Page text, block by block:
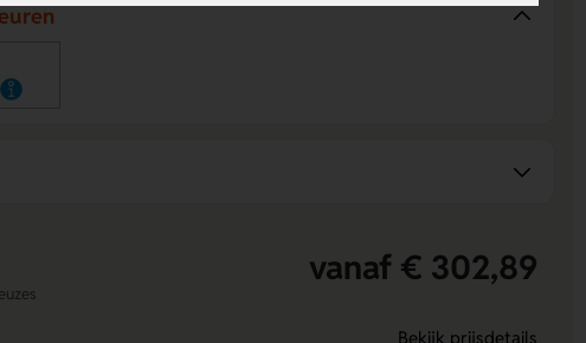
vanaf € 302,89
Bekijk prijsdetails